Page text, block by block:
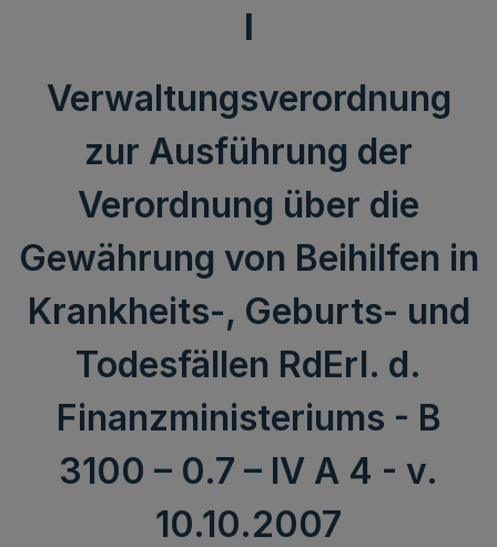
I
Verwaltungsverordnung
zur Ausführung der
Verordnung über die
Gewährung von Beihilfen in
Krankheits-, Geburts- und
Todesfällen RdErl. d.
Finanzministeriums - B
3100 – 0.7 – IV A 4 - v.
10.10.2007